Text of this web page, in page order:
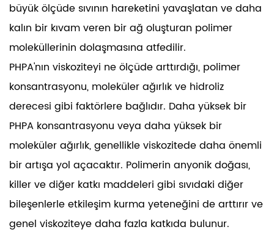
büyük ölçüde sıvının hareketini yavaşlatan ve daha
kalın bir kıvam veren bir ağ oluşturan polimer
moleküllerinin dolaşmasına atfedilir.
PHPA'nın viskoziteyi ne ölçüde arttırdığı, polimer
konsantrasyonu, moleküler ağırlık ve hidroliz
derecesi gibi faktörlere bağlıdır. Daha yüksek bir
PHPA konsantrasyonu veya daha yüksek bir
moleküler ağırlık, genellikle viskozitede daha önemli
bir artışa yol açacaktır. Polimerin anyonik doğası,
killer ve diğer katkı maddeleri gibi sıvıdaki diğer
bileşenlerle etkileşim kurma yeteneğini de arttırır ve
genel viskoziteye daha fazla katkıda bulunur.